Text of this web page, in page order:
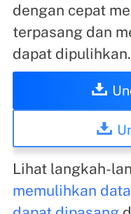
dengan cepat
terpasang dan
dapat dipulihkan.
Lihat langkah-
memulihkan